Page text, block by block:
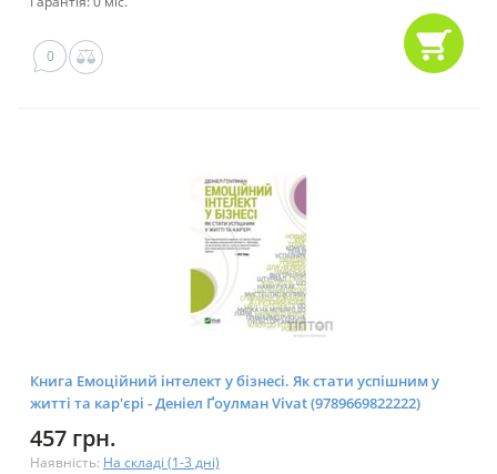
0
Книга Емоційний інтелект у бізнесі. Як стати успішним у
житті та кар'єрі - Денiел Ґоулман Vivat (9789669822222)
457 грн.
Наявність: На складі (1-3 дні)